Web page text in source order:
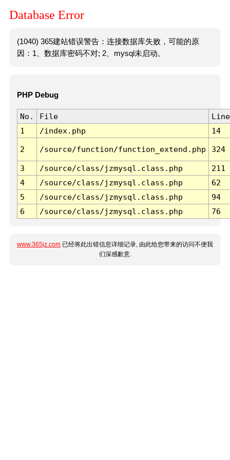
Database Error
(1040) 365建站错误警告：连接数据库失败，可能的原
因：1、数据库密码不对; 2、mysql未启动。
PHP Debug
No. File
Line
1
/index.php 14
2 /source/function/function_extend.php 324
3 /source/class/jzmysql.class.php
211
4
/source/class/jzmysql.class.php
62
5
/source/class/jzmysql.class.php
94
6
/source/class/jzmysql.class.php 76
www.365jz.com 已经将此出错信息详细记录, 由此给您带来的访问不便我
们深感歉意.